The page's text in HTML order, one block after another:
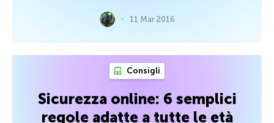
11 Mar 2016
Consigli
Sicurezza online: 6 semplici
regole adatte a tutte le età